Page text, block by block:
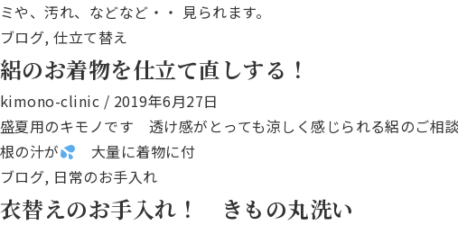
ミや、汚れ、などなど・・ 見られます。
ブログ,仕立て替え
絽のお着物を仕立て直しする！
kimono-clinic / 2019年6月27日
盛夏用のキモノです 透け感がとっても涼しく感じられる絽のご相
根の汁が
大量に着物に付
ブログ, 日常のお手入れ
衣替えのお手入れ！ きもの丸洗い